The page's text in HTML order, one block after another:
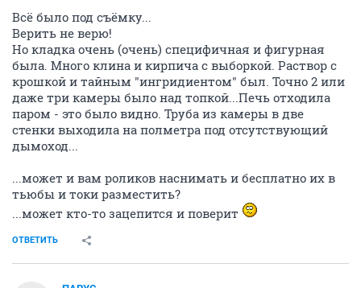
Всё было под съёмку...
Верить не верю!
Но кладка очень (очень) специфичная и фигурная
была. Много клина и кирпича с выборкой. Раствор с
крошкой и тайным "ингридиентом" был. Точно 2 или
даже три камеры было над топкой...Печь отходила
паром - это было видно. Труба из камеры в две
стенки выходила на полметра под отсутствующий
дымоход...
...может и вам роликов наснимать и бесплатно их в
тьюбы и токи разместить?
...может кто-то зацепится и поверит
ОТВЕТИТЬ